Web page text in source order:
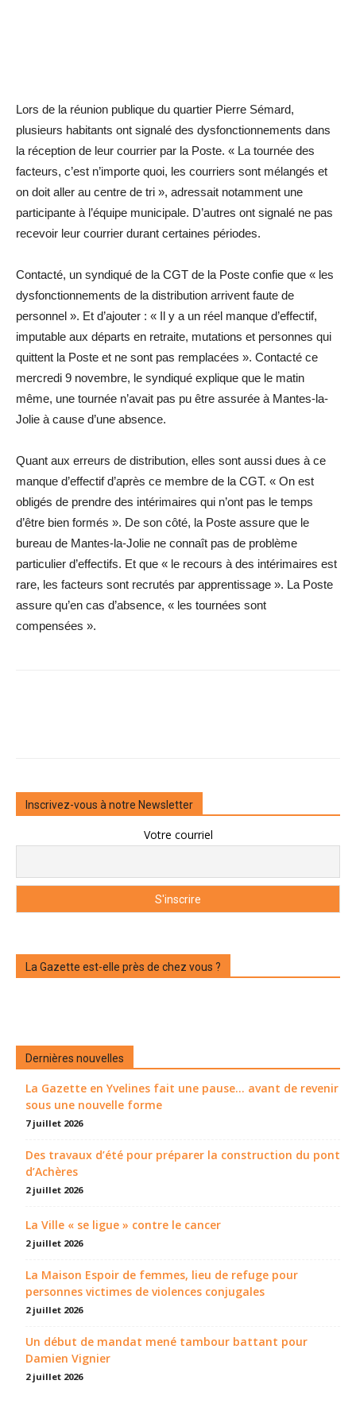
Lors de la réunion publique du quartier Pierre Sémard,
plusieurs habitants ont signalé des dysfonctionnements dans
la réception de leur courrier par la Poste. « La tournée des
facteurs, c’est n’importe quoi, les courriers sont mélangés et
on doit aller au centre de tri », adressait notamment une
participante à l’équipe municipale. D’autres ont signalé ne pas
recevoir leur courrier durant certaines périodes.
Contacté, un syndiqué de la CGT de la Poste confie que « les
dysfonctionnements de la distribution arrivent faute de
personnel ». Et d’ajouter : « Il y a un réel manque d’effectif,
imputable aux départs en retraite, mutations et personnes qui
quittent la Poste et ne sont pas remplacées ». Contacté ce
mercredi 9 novembre, le syndiqué explique que le matin
même, une tournée n’avait pas pu être assurée à Mantes-la-
Jolie à cause d’une absence.
Quant aux erreurs de distribution, elles sont aussi dues à ce
manque d’effectif d’après ce membre de la CGT. « On est
obligés de prendre des intérimaires qui n’ont pas le temps
d’être bien formés ». De son côté, la Poste assure que le
bureau de Mantes-la-Jolie ne connaît pas de problème
particulier d’effectifs. Et que « le recours à des intérimaires est
rare, les facteurs sont recrutés par apprentissage ». La Poste
assure qu’en cas d’absence, « les tournées sont
compensées ».
Inscrivez-vous à notre Newsletter
Votre courriel
La Gazette est-elle près de chez vous ?
Dernières nouvelles
La Gazette en Yvelines fait une pause... avant de revenir
sous une nouvelle forme
7 juillet 2026
Des travaux d’été pour préparer la construction du pont
d’Achères
2 juillet 2026
La Ville « se ligue » contre le cancer
2 juillet 2026
La Maison Espoir de femmes, lieu de refuge pour
personnes victimes de violences conjugales
2 juillet 2026
Un début de mandat mené tambour battant pour
Damien Vignier
2 juillet 2026